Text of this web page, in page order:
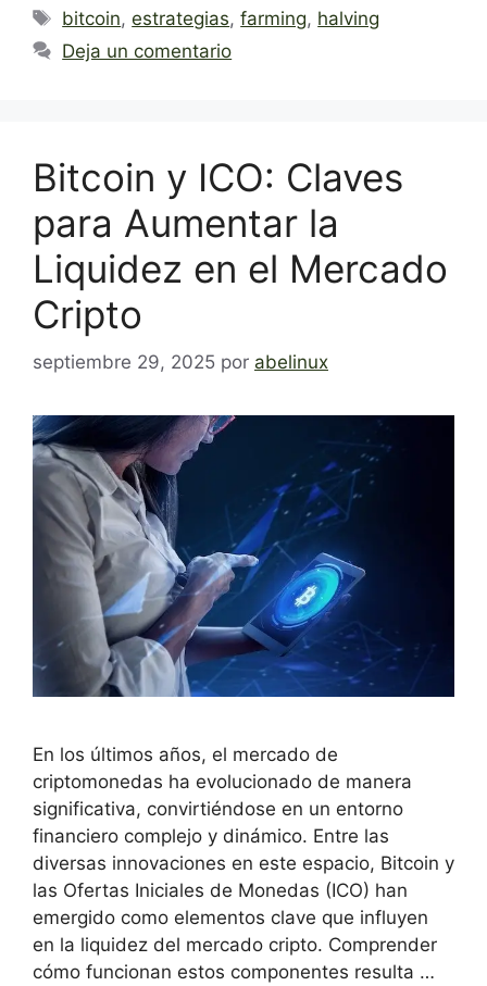
Etiquetas
bitcoin,estrategias,farming, halving
Deja un comentario
Bitcoin y ICO: Claves
para Aumentar la
Liquidez en el Mercado
Cripto
septiembre 29, 2025 por abelinux
En los últimos años, el mercado de
criptomonedas ha evolucionado de manera
significativa, convirtiéndose en un entorno
financiero complejo y dinámico. Entre las
diversas innovaciones en este espacio, Bitcoin y
las Ofertas Iniciales de Monedas (ICO) han
emergido como elementos clave que influyen
en la liquidez del mercado cripto. Comprender
cómo funcionan estos componentes resulta …